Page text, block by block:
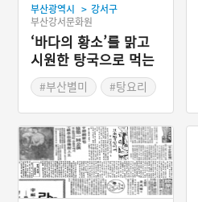
부산광역시 > 강서구
부산강서문화원
‘바다의 황소’를 맑고
시원한 탕국으로 먹는
다, 가덕도 대구탕
#부산별미 #탕요리